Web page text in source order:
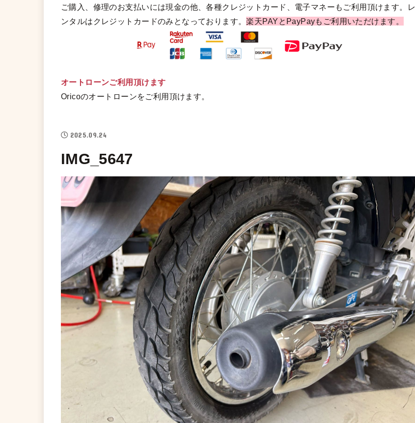
ご購入、修理のお支払いには現金の他、各種クレジットカード、電子マネーもご利用頂けます。レ
ンタルはクレジットカードのみとなっております。楽天PAYとPayPayもご利用いただけます。
オートローンご利用頂けます
Oricoのオートローンをご利用頂けます。
2025.09.24
IMG_5647